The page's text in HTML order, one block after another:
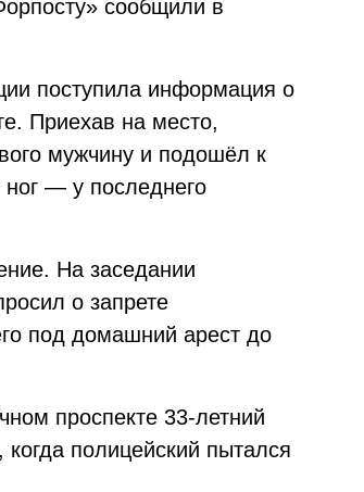
сообщили в
поступила информация о
Приехав на место,
мужчину и подошёл к
ног — у последнего
На заседании
о запрете
под домашний арест до
проспекте 33-летний
полицейский пытался